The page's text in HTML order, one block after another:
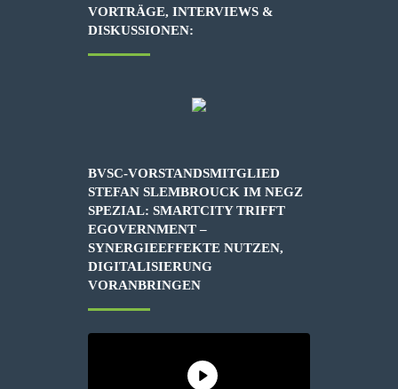
VORTRÄGE, INTERVIEWS &
DISKUSSIONEN:
BVSC-VORSTANDSMITGLIED
STEFAN SLEMBROUCK IM NEGZ
SPEZIAL: SMARTCITY TRIFFT
EGOVERNMENT –
SYNERGIEEFFEKTE NUTZEN,
DIGITALISIERUNG
VORANBRINGEN